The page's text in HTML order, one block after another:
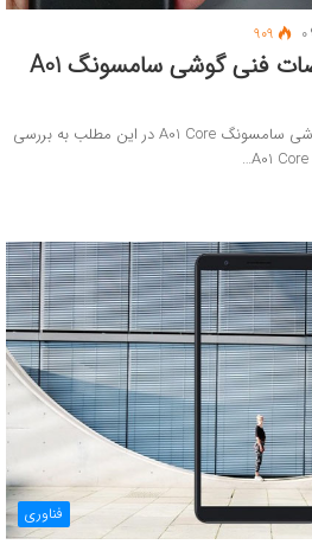
0
909
جعبه گشایی و مشخصات فنی گوشی سامسونگ A01
جعبه گشایی و مشخصات فنی گوشی سامسونگ A01 Core در این مطلب به بررسی
فناوری